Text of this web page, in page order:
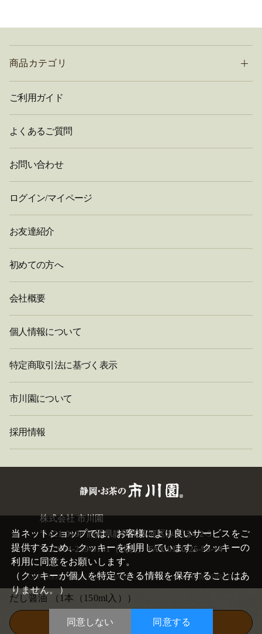
だし醤油 （1本（150ml入））
この商品を買い物かごに入れる
商品カテゴリ
ご利用ガイド
よくあるご質問
お問い合わせ
ログイン/マイページ
お友達紹介
初めての方へ
会社概要
個人情報について
特定商取引法に基づく表示
市川園について
採用情報
株式会社 市川園
〒421-0198 静岡県静岡市駿河区みずほ4-2-3
TEL:054-259-0141（代表） FAX:0120-25-90-14
COPYRIGHT©2026 ICHIKAWAEN. CO.,LTD. ALL RIGHTS RESERVED.
当ネットショップでは、お客様により良いサービスをご
提供するため、クッキーを利用しています。クッキーの
利用に同意をお願いします。
（クッキーが個人を特定できる情報を保存することはあ
りません。）
同意しない
閉
じ
る
同意する